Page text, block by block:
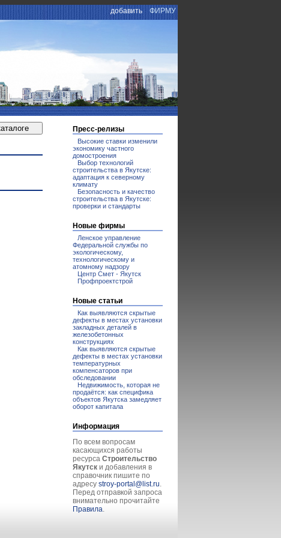
добавить ФИРМУ
Пресс-релизы
Высокие ставки изменили
экономику частного
домостроения
Выбор технологий
строительства в Якутске:
адаптация к северному
климату
Безопасность и качество
строительства в Якутске:
проверки и стандарты
Новые фирмы
Ленское управление
Федеральной службы по
экологическому,
технологическому и
атомному надзору
Центр Смет - Якутск
Профпроектстрой
Новые статьи
Как выявляются скрытые
дефекты в местах установки
закладных деталей в
железобетонных
конструкциях
Как выявляются скрытые
дефекты в местах установки
температурных
компенсаторов при
обследовании
Недвижимость, которая не
продаётся: как специфика
объектов Якутска замедляет
оборот капитала
Информация
По всем вопросам
касающихся работы
ресурса Строительство
Якутск и добавления в
справочник пишите по
адресу stroy-portal@list.ru.
Перед отправкой запроса
внимательно прочитайте
Правила.